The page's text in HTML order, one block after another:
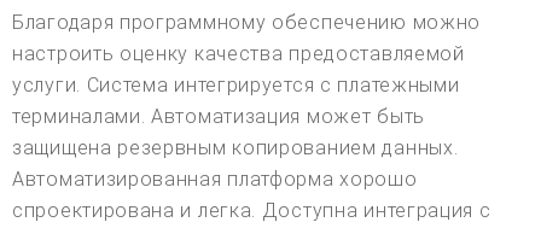
Благодаря программному обеспечению можно
настроить оценку качества предоставляемой
услуги. Система интегрируется с платежными
терминалами. Автоматизация может быть
защищена резервным копированием данных.
Автоматизированная платформа хорошо
спроектирована и легка. Доступна интеграция с